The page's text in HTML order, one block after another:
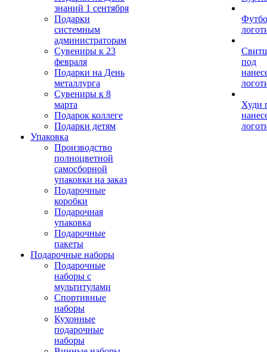
знаний 1 сентября
Подарки
системным
администраторам
Сувениры к 23
февраля
Подарки на День
металлурга
Сувениры к 8
марта
Подарок коллеге
Подарки детям
Упаковка
Производство
полноцветной
самосборной
упаковки на заказ
Подарочные
коробки
Подарочная
упаковка
Подарочные
пакеты
Подарочные наборы
Подарочные
наборы с
мультитулами
Спортивные
наборы
Кухонные
подарочные
наборы
под
Худи